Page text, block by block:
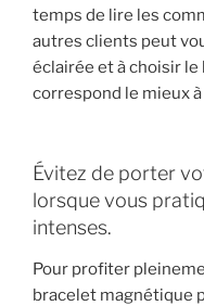
temps de lire les
autres clients peut
éclairée et à choisir
correspond le mieux
Évitez de porter
lorsque vous
intenses.
Pour profiter
bracelet magnétique